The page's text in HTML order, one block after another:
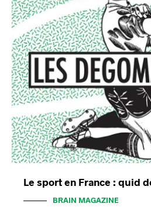
Le sport en France : quid
BRAIN MAGAZINE